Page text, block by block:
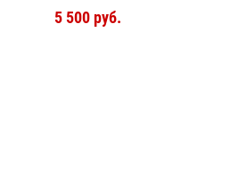
5 500 руб.